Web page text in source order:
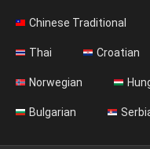
Chinese Traditional
Thai Croatian
Norwegian
Bulgarian